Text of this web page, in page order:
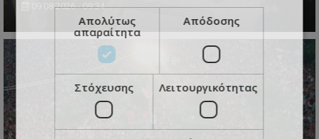
09.08.2026 - 09:34
Απολύτως
απαραίτητα
Απόδοσης
Στόχευσης Λειτουργικότητας